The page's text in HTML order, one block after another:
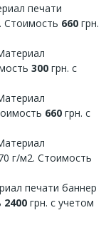
печати
Стоимость 660 грн.
300 грн. с
660 грн. с
г/м2. Стоимость
печати баннер
2400 грн. с учетом